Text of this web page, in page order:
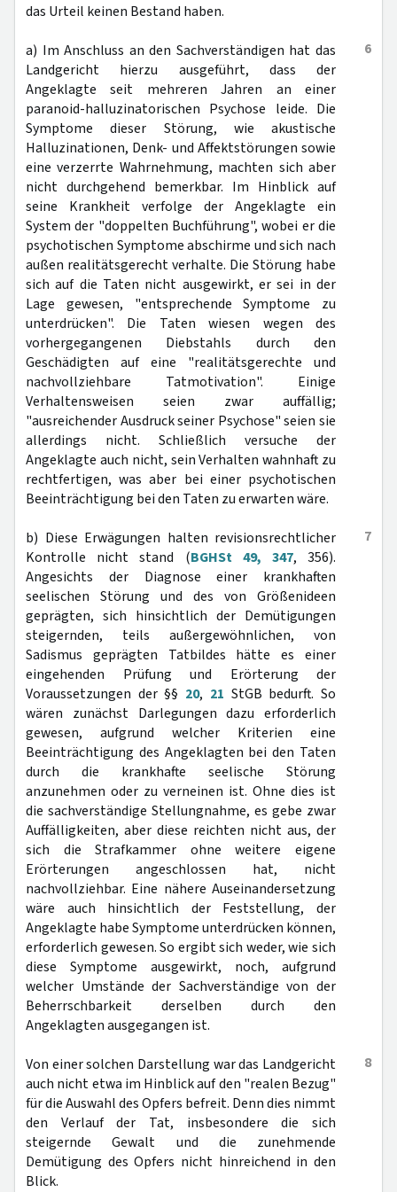
das Urteil keinen Bestand haben.
6
a) Im Anschluss an den Sachverständigen hat das
Landgericht hierzu ausgeführt, dass der
Angeklagte seit mehreren Jahren an einer
paranoid-halluzinatorischen Psychose leide. Die
Symptome dieser Störung, wie akustische
Halluzinationen, Denk- und Affektstörungen sowie
eine verzerrte Wahrnehmung, machten sich aber
nicht durchgehend bemerkbar. Im Hinblick auf
seine Krankheit verfolge der Angeklagte ein
System der "doppelten Buchführung", wobei er die
psychotischen Symptome abschirme und sich nach
außen realitätsgerecht verhalte. Die Störung habe
sich auf die Taten nicht ausgewirkt, er sei in der
Lage gewesen, "entsprechende Symptome zu
unterdrücken". Die Taten wiesen wegen des
vorhergegangenen Diebstahls durch den
Geschädigten auf eine "realitätsgerechte und
nachvollziehbare Tatmotivation". Einige
Verhaltensweisen seien zwar auffällig;
"ausreichender Ausdruck seiner Psychose" seien sie
allerdings nicht. Schließlich versuche der
Angeklagte auch nicht, sein Verhalten wahnhaft zu
rechtfertigen, was aber bei einer psychotischen
Beeinträchtigung bei den Taten zu erwarten wäre.
7
b) Diese Erwägungen halten revisionsrechtlicher
Kontrolle nicht stand (BGHSt 49, 347, 356).
Angesichts der Diagnose einer krankhaften
seelischen Störung und des von Größenideen
geprägten, sich hinsichtlich der Demütigungen
steigernden, teils außergewöhnlichen, von
Sadismus geprägten Tatbildes hätte es einer
eingehenden Prüfung und Erörterung der
Voraussetzungen der §§ 20, 21 StGB bedurft. So
wären zunächst Darlegungen dazu erforderlich
gewesen, aufgrund welcher Kriterien eine
Beeinträchtigung des Angeklagten bei den Taten
durch die krankhafte seelische Störung
anzunehmen oder zu verneinen ist. Ohne dies ist
die sachverständige Stellungnahme, es gebe zwar
Auffälligkeiten, aber diese reichten nicht aus, der
sich die Strafkammer ohne weitere eigene
Erörterungen angeschlossen hat, nicht
nachvollziehbar. Eine nähere Auseinandersetzung
wäre auch hinsichtlich der Feststellung, der
Angeklagte habe Symptome unterdrücken können,
erforderlich gewesen. So ergibt sich weder, wie sich
diese Symptome ausgewirkt, noch, aufgrund
welcher Umstände der Sachverständige von der
Beherrschbarkeit derselben durch den
Angeklagten ausgegangen ist.
8
Von einer solchen Darstellung war das Landgericht
auch nicht etwa im Hinblick auf den "realen Bezug"
für die Auswahl des Opfers befreit. Denn dies nimmt
den Verlauf der Tat, insbesondere die sich
steigernde Gewalt und die zunehmende
Demütigung des Opfers nicht hinreichend in den
Blick.